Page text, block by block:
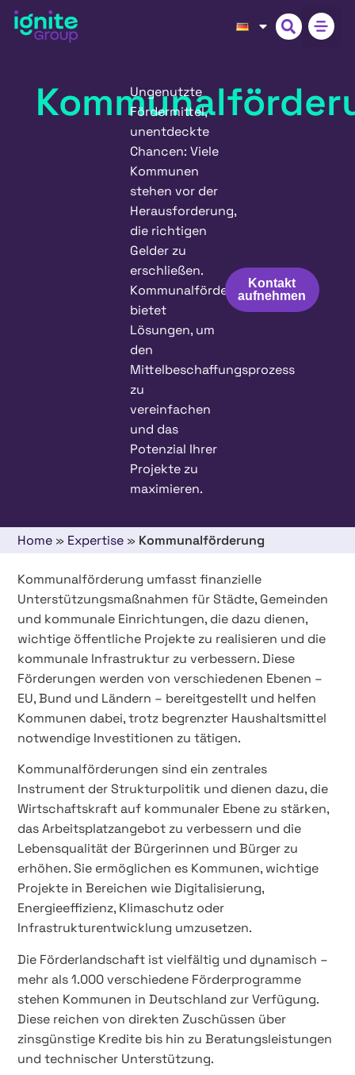
Ungenutzte
Fördermittel,
unentdeckte
Chancen: Viele
Kommunen
stehen vor der
Herausforderung,
die richtigen
Gelder zu
erschließen.
Kommunalförderung
bietet
Lösungen, um
den
Mittelbeschaffungsprozess
zu
vereinfachen
und das
Potenzial Ihrer
Projekte zu
maximieren.
Kontakt
aufnehmen
Home » Expertise » Kommunalförderung
Kommunalförderung umfasst finanzielle
Unterstützungsmaßnahmen für Städte, Gemeinden
und kommunale Einrichtungen, die dazu dienen,
wichtige öffentliche Projekte zu realisieren und die
kommunale Infrastruktur zu verbessern. Diese
Förderungen werden von verschiedenen Ebenen –
EU, Bund und Ländern – bereitgestellt und helfen
Kommunen dabei, trotz begrenzter Haushaltsmittel
notwendige Investitionen zu tätigen.
Kommunalförderungen sind ein zentrales
Instrument der Strukturpolitik und dienen dazu, die
Wirtschaftskraft auf kommunaler Ebene zu stärken,
das Arbeitsplatzangebot zu verbessern und die
Lebensqualität der Bürgerinnen und Bürger zu
erhöhen. Sie ermöglichen es Kommunen, wichtige
Projekte in Bereichen wie Digitalisierung,
Energieeffizienz, Klimaschutz oder
Infrastrukturentwicklung umzusetzen.
Die Förderlandschaft ist vielfältig und dynamisch –
mehr als 1.000 verschiedene Förderprogramme
stehen Kommunen in Deutschland zur Verfügung.
Diese reichen von direkten Zuschüssen über
zinsgünstige Kredite bis hin zu Beratungsleistungen
und technischer Unterstützung.